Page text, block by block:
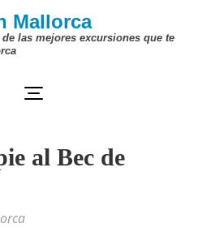
Mallorca
las mejores excursiones que te
al Bec de